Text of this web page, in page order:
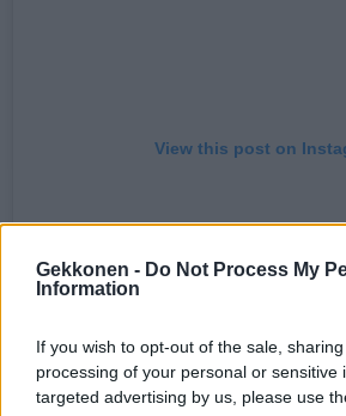
Gekkonen - Do Not Process My
Information
If you wish to opt-out of the sale,
processing of your personal or sensitive
targeted advertising by us, please use
View this post on